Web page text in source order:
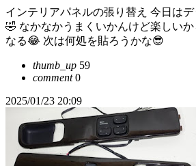
インテリアパネルの張り替え 今日は
🤣 なかなかうまくいかんけど楽しいか
なる😂 次は何処を貼ろうかな😎
thumb_up 59
comment0
2025/01/23 20:09